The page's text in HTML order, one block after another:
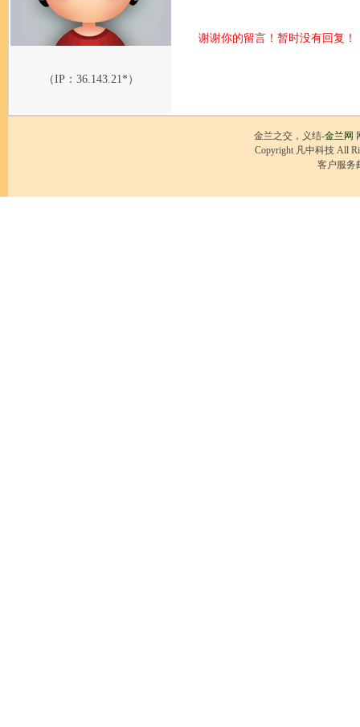
（IP： 36.143.21* ）
谢谢你的留言！暂时没有回复！
金兰之交，义结-金兰网
Copyright 凡中科技 All
客户服务